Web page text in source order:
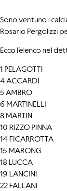
Sono ventuno i
Rosario Pergolizzi
Ecco l’elenco nel
1 PELAGOTTI
4 ACCARDI
5 AMBRO
6 MARTINELLI
8 MARTIN
10 RIZZO PINNA
14 FICARROTTA
15 MARONG
18 LUCCA
19 LANCINI
22 FALLANI